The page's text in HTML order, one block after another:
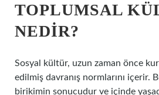
TOPLUMSAL
NEDIR?
Sosyal kültür, uzun zaman önce
edilmiş davranış normlarını içerir.
birikimin sonucudur ve içinde